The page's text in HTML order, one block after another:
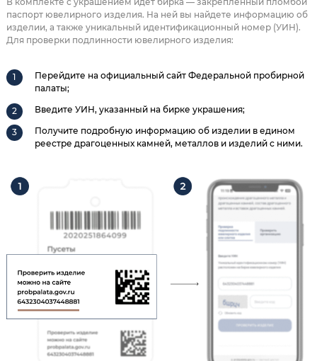
паспорт ювелирного изделия. На ней вы найдете информацию об
изделии, а также уникальный идентификационный номер (УИН).
Для проверки подлинности ювелирного изделия:
Перейдите на официальный сайт Федеральной пробирной
палаты;
Введите УИН, указанный на бирке украшения;
Получите подробную информацию об изделии в едином
реестре драгоценных камней, металлов и изделий с ними.